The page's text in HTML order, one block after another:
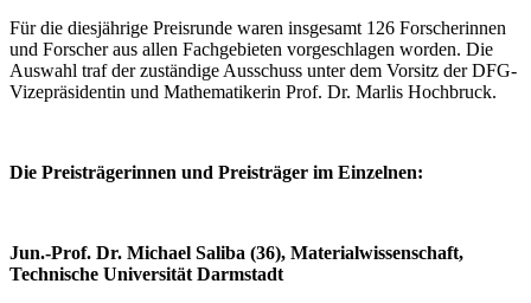
Für die diesjährige Preisrunde waren insgesamt 126 Forscherinnen
und Forscher aus allen Fachgebieten vorgeschlagen worden. Die
Auswahl traf der zuständige Ausschuss unter dem Vorsitz der DFG-
Vizepräsidentin und Mathematikerin Prof. Dr. Marlis Hochbruck.
Die Preisträgerinnen und Preisträger im Einzelnen:
Jun.-Prof. Dr. Michael Saliba (36), Materialwissenschaft,
Technische Universität Darmstadt